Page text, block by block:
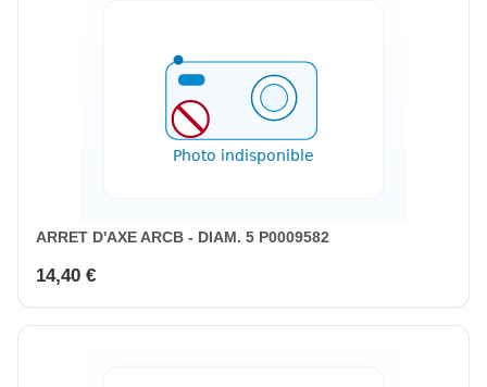
ARRET D'AXE ARCB - DIAM. 5 P0009582
14,40 €